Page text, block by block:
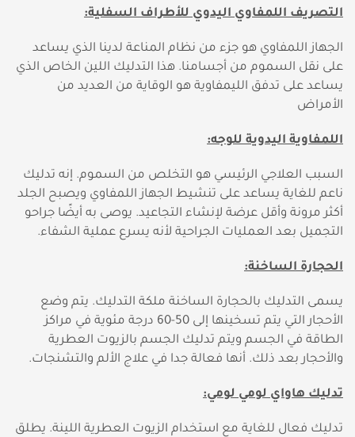
التصريف اللمفاوي اليدوي للأطراف السفلية:
الجهاز اللمفاوي هو جزء من نظام المناعة لدينا الذي يساعد
على نقل السموم من أجسامنا. هذا التدليك اللين الخاص الذي
يساعد على تدفق الليمفاوية هو الوقاية من العديد من
الأمراض
اللمفاوية اليدوية للوجه:
السبب العلاجي الرئيسي هو التخلص من السموم. إنه تدليك
ناعم للغاية يساعد على تنشيط الجهاز اللمفاوي ويصبح الجلد
أكثر مرونة وأقل عرضة لإنشاء التجاعيد. يوصى به أيضًا جراحو
التجميل بعد العمليات الجراحية لأنه يسرع عملية الشفاء.
الحجارة الساخنة:
يسمى التدليك بالحجارة الساخنة ملكة التدليك. يتم وضع
الأحجار التي يتم تسخينها إلى 50-60 درجة مئوية في مراكز
الطاقة في الجسم ويتم تدليك الجسم بالزيوت العطرية
والأحجار بعد ذلك. أنها فعالة جدا في علاج الألم والتشنجات.
تدليك هاواي لومي لومي:
تدليك فعال للغاية مع استخدام الزيوت العطرية اللينة. يطلق